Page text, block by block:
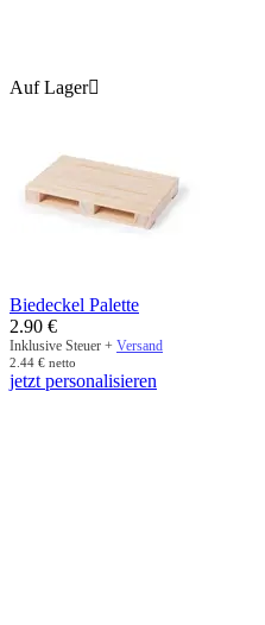
Auf Lager
Biedeckel Palette
2.90 €
Inklusive Steuer + Versand
2.44 € netto
jetzt personalisieren